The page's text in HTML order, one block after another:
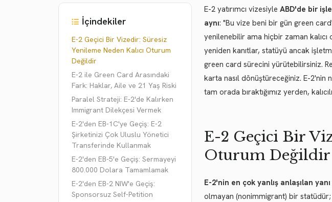
İçindekiler
E-2 Geçici Bir Vizedir: Süresiz
Yenileme Neden Kalıcı Oturum
Değildir
E-2 ile Green Card Arasındaki
Fark: Haklar, Aile ve 21 Yaş Riski
Paralel Strateji: E-2'de Kalırken
Immigrant Dilekçesi Vermek
E-2'den EB-1C'ye Geçiş: E-2
Şirketinizi Çok Uluslu Yönetici
Transferinde Kullanmak
E-2'den EB-5'e Geçiş: Sermayeyi
800.000 Dolara Tamamlamak
E-2'den EB-2 NIW'e Geçiş:
Sponsorsuz Self-Petition
E-2 yatırımcı vizesiyle ABD'de bir
aynı: "Bu vize beni bir gün green
yenilenebilir ama hiçbir zaman
yeniden kanıtlar, statüyü ancak
green card sürecini yürütebilirsiniz.
karta nasıl dönüştüreceğiniz. E-2'nin
tam orada bıraktığımız yerden,
E-2 Geçici Bir
Oturum Değildir
E-2'nin en çok yanlış anlaşılan yanı
olmayan (nonimmigrant) bir statüdür;